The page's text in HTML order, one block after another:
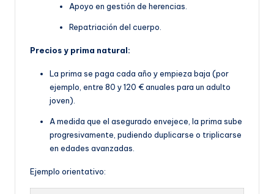
Apoyo en gestión de herencias.
Repatriación del cuerpo.
Precios y prima natural:
La prima se paga cada año y empieza baja (por
ejemplo, entre 80 y 120 € anuales para un adulto
joven).
A medida que el asegurado envejece, la prima sube
progresivamente, pudiendo duplicarse o triplicarse
en edades avanzadas.
Ejemplo orientativo: